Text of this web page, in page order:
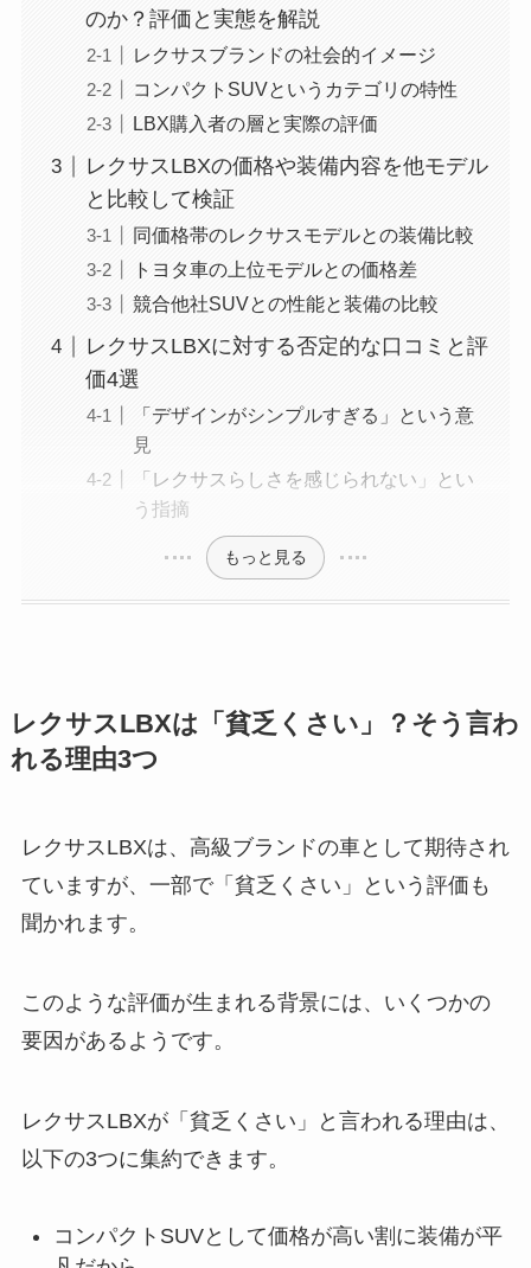
のか？評価と実態を解説
レクサスブランドの社会的イメージ
コンパクトSUVというカテゴリの特性
LBX購入者の層と実際の評価
レクサスLBXの価格や装備内容を他モデル
と比較して検証
同価格帯のレクサスモデルとの装備比較
トヨタ車の上位モデルとの価格差
競合他社SUVとの性能と装備の比較
レクサスLBXに対する否定的な口コミと評
価4選
「デザインがシンプルすぎる」という意
見
「レクサスらしさを感じられない」とい
う指摘
もっと見る
レクサスLBXは「貧乏くさい」？そう言わ
れる理由3つ
レクサスLBXは、高級ブランドの車として期待され
ていますが、一部で「貧乏くさい」という評価も
聞かれます。
このような評価が生まれる背景には、いくつかの
要因があるようです。
レクサスLBXが「貧乏くさい」と言われる理由は、
以下の3つに集約できます。
コンパクトSUVとして価格が高い割に装備が平